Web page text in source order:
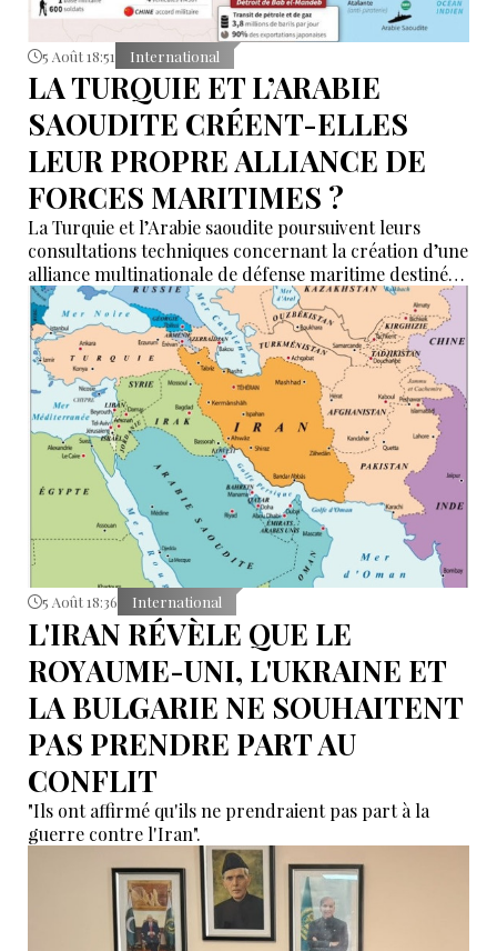
5 Août 18:51 International
LA TURQUIE ET L’ARABIE
SAOUDITE CRÉENT-ELLES
LEUR PROPRE ALLIANCE DE
FORCES MARITIMES ?
La Turquie et l’Arabie saoudite poursuivent leurs
consultations techniques concernant la création d’une
alliance multinationale de défense maritime destinée
à garantir la sécurité de la navigation en mer Rouge,
dans le détroit de Bab el-Mandeb et dans le golfe
d’Aden.
5 Août 18:36 International
L'IRAN RÉVÈLE QUE LE
ROYAUME-UNI, L'UKRAINE ET
LA BULGARIE NE SOUHAITENT
PAS PRENDRE PART AU
CONFLIT
"Ils ont affirmé qu'ils ne prendraient pas part à la
guerre contre l'Iran".